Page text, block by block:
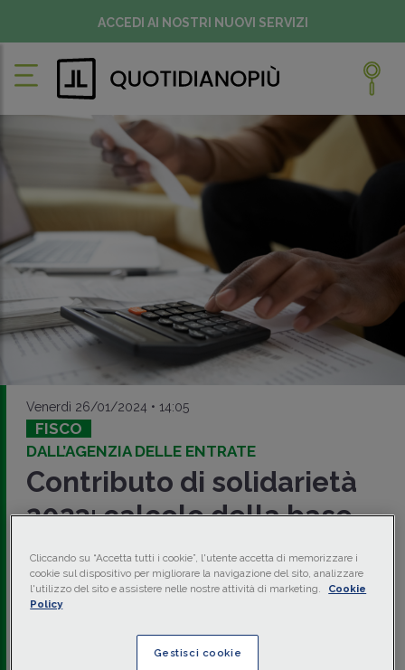
ACCEDI AI NOSTRI NUOVI SERVIZI
Venerdì 26/01/2024 • 14:05
FISCO
DALL’AGENZIA DELLE ENTRATE
Contributo di solidarietà
2023: calcolo della base
imponibile
L'Agenzia delle Entrate, con le risposte n. 16 e n. 18 del 26
gennaio 2024, ha fornito chiarimenti sul calcolo dellabase
imponibile
Cliccando su “Accetta tutti i cookie”, l'utente accetta di memorizzare i
cookie sul dispositivo per migliorare la navigazione del sito, analizzare
l'utilizzo del sito e assistere nelle nostre attività di marketing.
Cookie
Policy
Gestisci cookie